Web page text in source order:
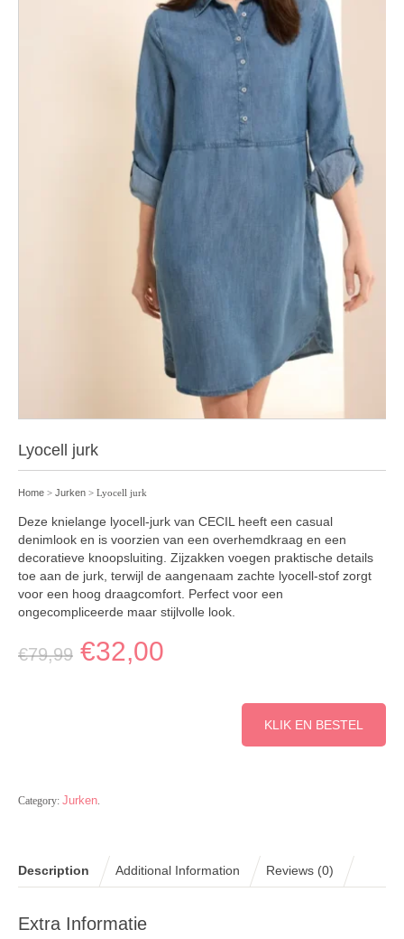
Lyocell jurk
Home > Jurken > Lyocell jurk
Deze knielange lyocell-jurk van CECIL heeft een casual
denimlook en is voorzien van een overhemdkraag en een
decoratieve knoopsluiting. Zijzakken voegen praktische details
toe aan de jurk, terwijl de aangenaam zachte lyocell-stof zorgt
voor een hoog draagcomfort. Perfect voor een
ongecompliceerde maar stijlvolle look.
€79,99 €32,00
KLIK EN BESTEL
Category: Jurken
Description Additional Information Reviews (0)
Extra Informatie